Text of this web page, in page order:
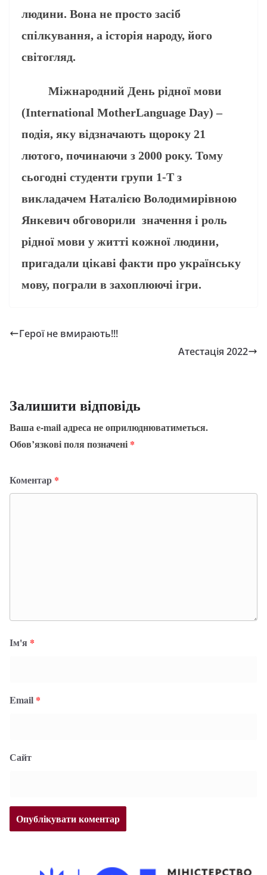
людини. Вона не просто засіб
спілкування, а історія народу, його
світогляд.
Міжнародний День рідної мови
(International MotherLanguage Day) –
подія, яку відзначають щороку 21
лютого, починаючи з 2000 року. Тому
сьогодні студенти групи 1-Т з
викладачем Наталією Володимирівною
Янкевич обговорили значення і роль
рідної мови у житті кожної людини,
пригадали цікаві факти про українську
мову, пограли в захоплюючі ігри.
Герої не вмирають!!!
Атестація 2022
Залишити відповідь
Ваша e-mail адреса не оприлюднюватиметься.
Обов’язкові поля позначені *
Коментар *
Ім'я *
Email *
Сайт